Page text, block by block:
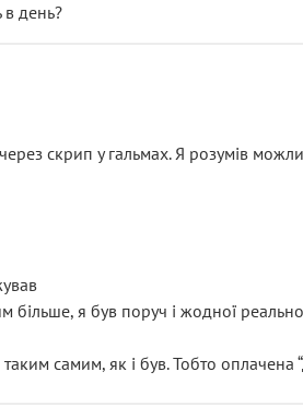
в день?
скрип у гальмах. Я розумів
більше, я був поруч і жодної
самим, як і був. Тобто оплачена